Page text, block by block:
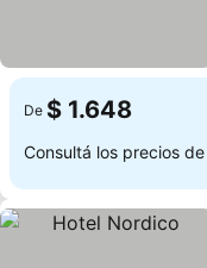
De $ 1.648
Consultá los precios de